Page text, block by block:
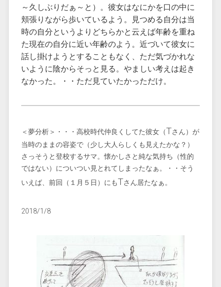
～久しぶりだぁ～と）。彼女はなにかを口の中に
頬張りながら歩いているよう。見つめる自分は当
時の自分というよりどちらかと云えば年齢を重ね
た現在の自分に近い年齢のよう。近づいて彼女に
話し掛けようとすることもなく、ただ気づかれな
いように陰からそっと見る。やましい考えは起き
なかった。・・ただ見ていたかっただけ。
＜夢分析＞・・・高校時代仲良くしてた彼女（Tさん）が
当時のままの容姿で（少し大人らしくも見えたかな？）
さっそうと登校するサマ。懐かしさと純な気持ち（性的
ではない）についつい見とれてしまったなぁ。・・そう
いえば、前回（１月５日）にもTさん居たなぁ。
2018/1/8